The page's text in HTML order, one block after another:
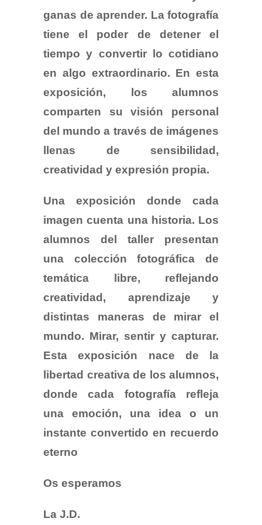
ganas de aprender. La fotografía
tiene el poder de detener el
tiempo y convertir lo cotidiano
en algo extraordinario. En esta
exposición, los alumnos
comparten su visión personal
del mundo a través de imágenes
llenas de sensibilidad,
creatividad y expresión propia.
Una exposición donde cada
imagen cuenta una historia. Los
alumnos del taller presentan
una colección fotográfica de
temática libre, reflejando
creatividad, aprendizaje y
distintas maneras de mirar el
mundo. Mirar, sentir y capturar.
Esta exposición nace de la
libertad creativa de los alumnos,
donde cada fotografía refleja
una emoción, una idea o un
instante convertido en recuerdo
eterno
Os esperamos
La J.D.